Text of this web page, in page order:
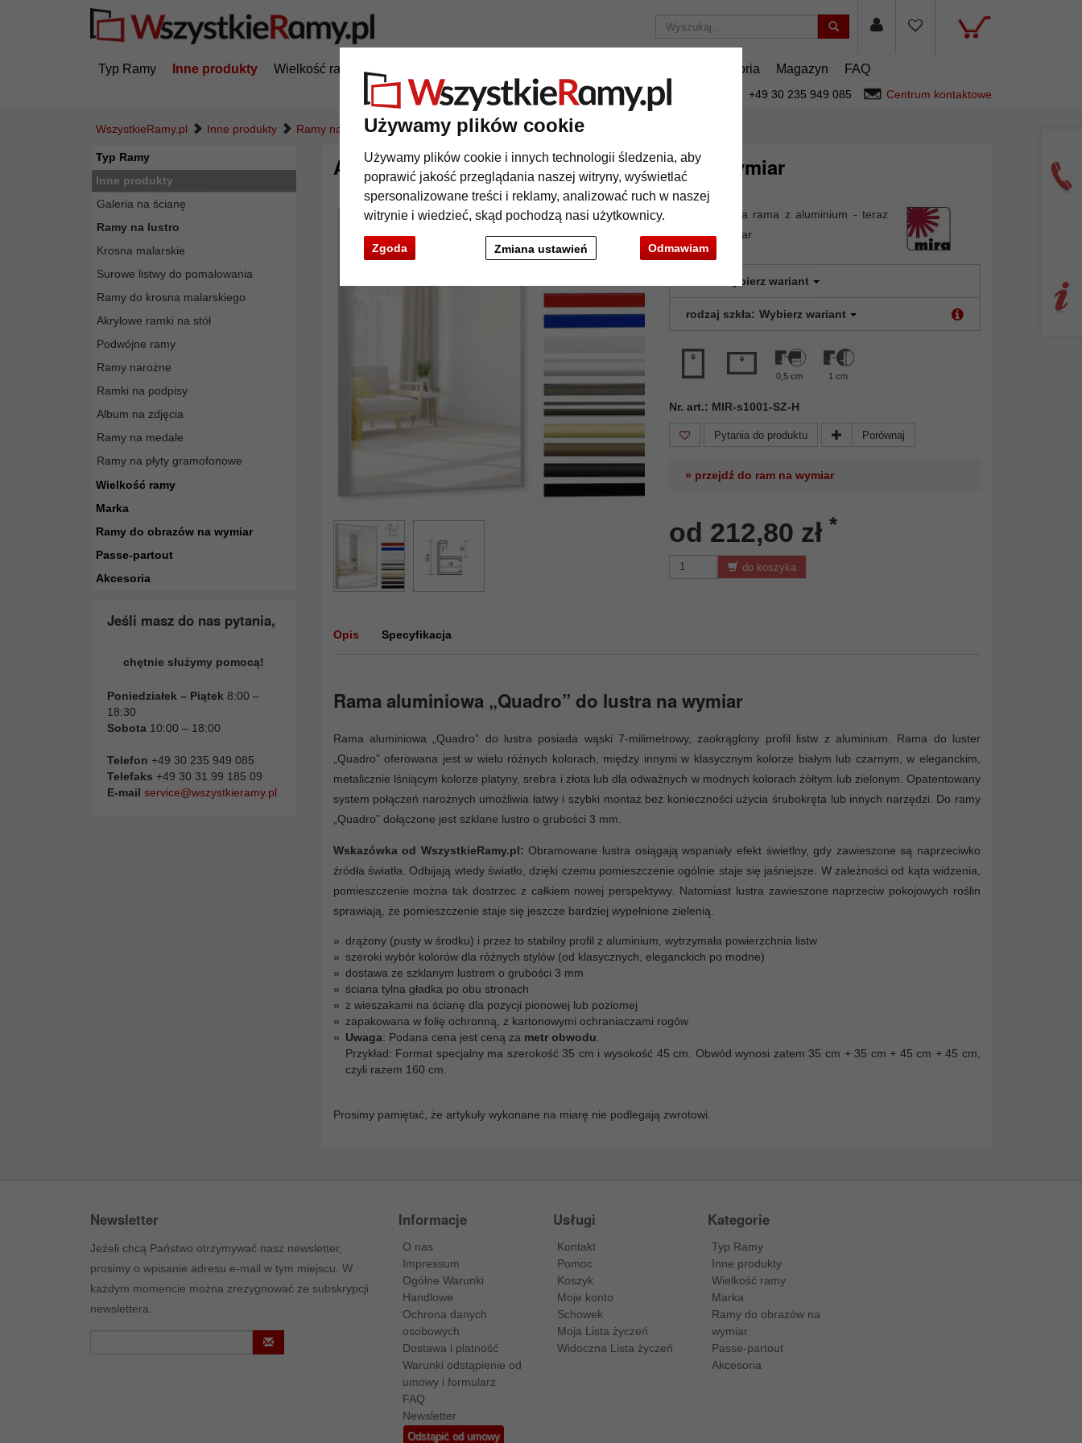
Używamy plików cookie
Używamy plików cookie i innych technologii śledzenia, aby
poprawić jakość przeglądania naszej witryny, wyświetlać
spersonalizowane treści i reklamy, analizować ruch w naszej
witrynie i wiedzieć, skąd pochodzą nasi użytkownicy.
Zgoda Odmawiam
Zmiana ustawień
Typ Ramy Inne produkty Wielkość ramy Akcesoria Magazyn FAQ
Tylko 25,95 zł za wysyłkę. +49 30 235 949 085 Centrum kontaktowe
WszystkieRamy.pl Inne produkty Ramy na lustro Aluminiowe lustro do łazienki Quadro na wymiar
Typ Ramy
Inne produkty
Galeria na ścianę
Ramy na lustro
Krosna malarskie
Surowe listwy do pomalowania
Ramy do krosna malarskiego
Akrylowe ramki na stół
Podwójne ramy
Ramy narożne
Ramki na podpisy
Album na zdjęcia
Ramy na medale
Ramy na płyty gramofonowe
Wielkość ramy
Marka
Ramy do obrazów na wymiar
Passe-partout
Akcesoria
Jeśli masz do nas pytania,
chętnie służymy pomocą!
Poniedziałek – Piątek 8:00 –
18:30
Sobota 10:00 – 18:00
Telefon +49 30 235 949 085
Telefaks +49 30 31 99 185 09
E-mail service@wszystkieramy.pl
Aluminiowe lustro do łazienki Quadro na wymiar
Wszechstronna rama z aluminium - teraz
także na wymiar
Wybierz wariant
rodzaj szkła: Wybierz wariant
0,5 cm 1 cm
Nr. art.: MIR-s1001-SZ-H
Pytania do produktu Porównaj
» przejdź do ram na wymiar
od 212,80 zł *
do koszyka
Opis Specyfikacja
Rama aluminiowa „Quadro” do lustra na wymiar
Rama aluminiowa „Quadro” do lustra posiada wąski 7-milimetrowy, zaokrąglony profil listw z aluminium. Rama do luster
„Quadro” oferowana jest w wielu różnych kolorach, między innymi w klasycznym kolorze białym lub czarnym, w eleganckim,
metalicznie lśniącym kolorze platyny, srebra i złota lub dla odważnych w modnych kolorach żółtym lub zielonym. Opatentowany
system połączeń narożnych umożliwia łatwy i szybki montaż bez konieczności użycia śrubokręta lub innych narzędzi. Do ramy
„Quadro” dołączone jest szklane lustro o grubości 3 mm.
Wskazówka od WszystkieRamy.pl: Obramowane lustra osiągają wspaniały efekt świetlny, gdy zawieszone są naprzeciwko
źródła światła. Odbijają wtedy światło, dzięki czemu pomieszczenie ogólnie staje się jaśniejsze. W zależności od kąta widzenia,
pomieszczenie można tak dostrzec z całkiem nowej perspektywy. Natomiast lustra zawieszone naprzeciw pokojowych roślin
sprawiają, że pomieszczenie staje się jeszcze bardziej wypełnione zielenią.
drążony (pusty w środku) i przez to stabilny profil z aluminium, wytrzymała powierzchnia listw
szeroki wybór kolorów dla różnych stylów (od klasycznych, eleganckich po modne)
dostawa ze szklanym lustrem o grubości 3 mm
ściana tylna gładka po obu stronach
z wieszakami na ścianę dla pozycji pionowej lub poziomej
zapakowana w folię ochronną, z kartonowymi ochraniaczami rogów
Uwaga: Podana cena jest ceną za metr obwodu
Przykład: Format specjalny ma szerokość 35 cm i wysokość 45 cm. Obwód wynosi zatem 35 cm + 35 cm + 45 cm + 45 cm,
czyli razem 160 cm.
Prosimy pamiętać, że artykuły wykonane na miarę nie podlegają zwrotowi.
Newsletter
Jeżeli chcą Państwo otrzymywać nasz newsletter,
prosimy o wpisanie adresu e-mail w tym miejscu. W
każdym momencie można zrezygnować ze subskrypcji
newslettera.
Informacje
O nas
Impressum
Ogólne Warunki
Handlowe
Ochrona danych
osobowych
Dostawa i platność
Warunki odstąpienie od
umowy i formularz
FAQ
Newsletter
Odstąpić od umowy
Usługi
Kontakt
Pomoc
Koszyk
Moje konto
Schowek
Moja Lista życzeń
Widoczna Lista życzeń
Kategorie
Typ Ramy
Inne produkty
Wielkość ramy
Marka
Ramy do obrazów na
wymiar
Passe-partout
Akcesoria